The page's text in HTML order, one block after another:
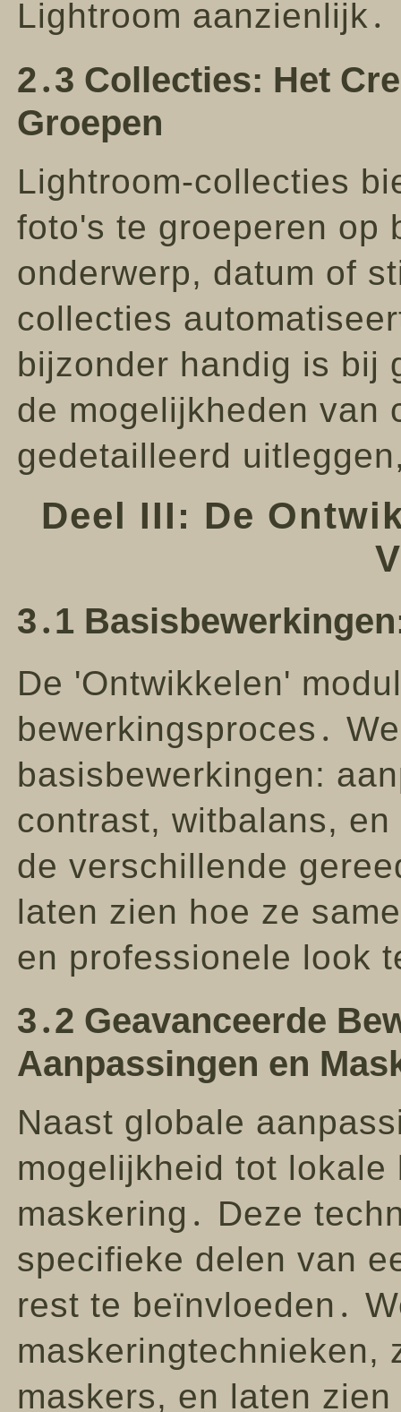
Lightroom aanzienlijk․
2․3 Collecties: Het
Groepen
Lightroom-collecties
foto's te groeperen op
onderwerp, datum of
collecties
bijzonder handig is bij
de mogelijkheden van
gedetailleerd
Deel III: De
3․1
De 'Ontwikkelen'
bewerkingsproces․
basisbewerkingen:
contrast, witbalans,
de verschillende
laten zien hoe ze
en professionele look
3․2 Geavanceerde
Aanpassingen en
Naast globale
mogelijkheid tot
maskering․ Deze
specifieke delen van
rest te beïnvloeden․
maskeringtechnieken,
maskers, en laten